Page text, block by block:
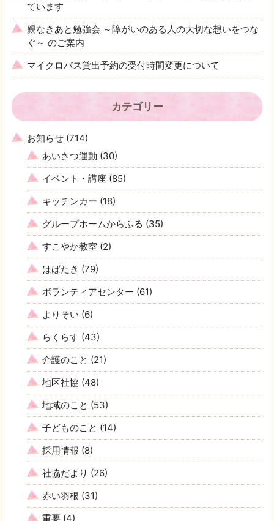
ています
親なきあと勉強会 ～障がいのある人の大切な想いをつな
ぐ～ のご案内
マイクロバス貸出予約の受付時間変更について
カテゴリー
お知らせ (714)
あいさつ運動 (30)
イベント・講座 (85)
キッチンカー (18)
グループホームからふる (35)
すこやか教室 (2)
はばたき (79)
ボランティアセンター (61)
よりそい (6)
らくらす (43)
介護のこと (21)
地区社協 (48)
地域のこと (53)
子どものこと (14)
採用情報 (8)
社協だより (26)
赤い羽根 (31)
重要 (4)